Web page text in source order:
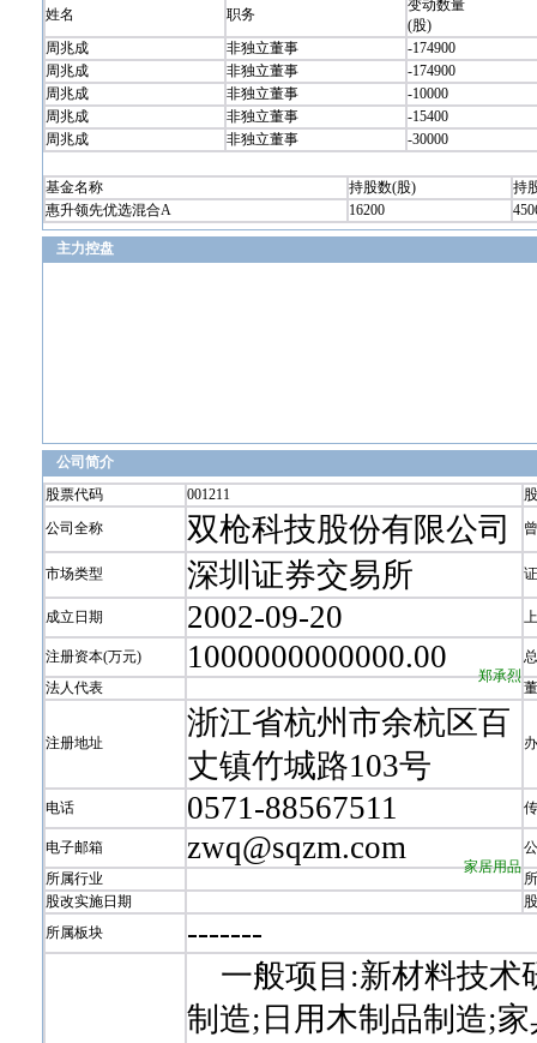
姓名 职务
变动数量
(股)
周兆成
非独立董事
-174900
周兆成
非独立董事
-174900
周兆成
非独立董事
-10000
周兆成
非独立董事
-15400
周兆成
非独立董事 -30000
基金名称 持股数(股)
持
惠升领先优选混合A
16200
主力控盘
公司简介
股票代码
001211
公司全称
双枪科技股份有限公司
市场类型 深圳证券交易所
成立日期 2002-09-20
注册资本(万元) 1000000000000.00
法人代表
郑承烈
注册地址
浙江省杭州市余杭区百
丈镇竹城路103号
电话 0571-88567511
电子邮箱 zwq@sqzm.com
所属行业
家居用品
股改实施日期
所属板块
-------
一般项目:新材料技术
制造;日用木制品制造;